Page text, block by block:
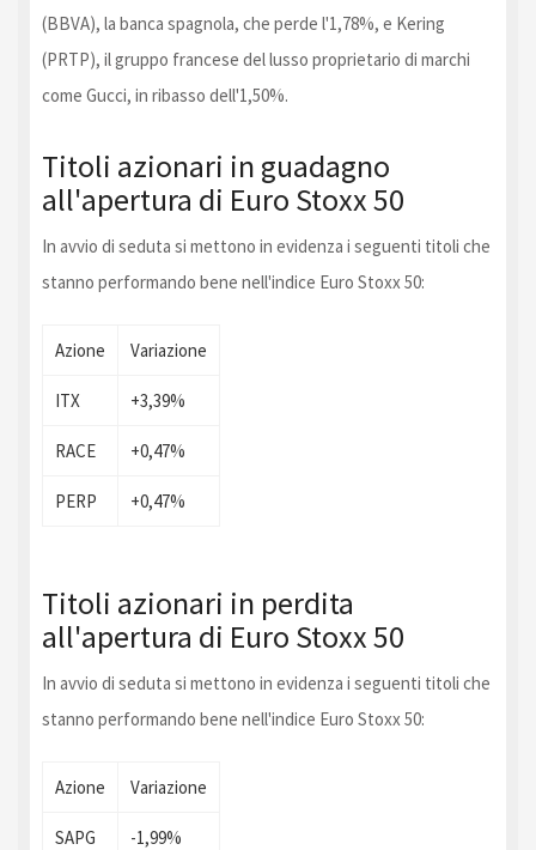
(BBVA), la banca spagnola, che perde l'1,78%, e Kering
(PRTP), il gruppo francese del lusso proprietario di marchi
come Gucci, in ribasso dell'1,50%.
Titoli azionari in guadagno
all'apertura di Euro Stoxx 50
In avvio di seduta si mettono in evidenza i seguenti titoli che
stanno performando bene nell'indice Euro Stoxx 50:
Azione Variazione
ITX +3,39%
RACE +0,47%
PERP +0,47%
Titoli azionari in perdita
all'apertura di Euro Stoxx 50
In avvio di seduta si mettono in evidenza i seguenti titoli che
stanno performando bene nell'indice Euro Stoxx 50:
Azione Variazione
SAPG -1,99%